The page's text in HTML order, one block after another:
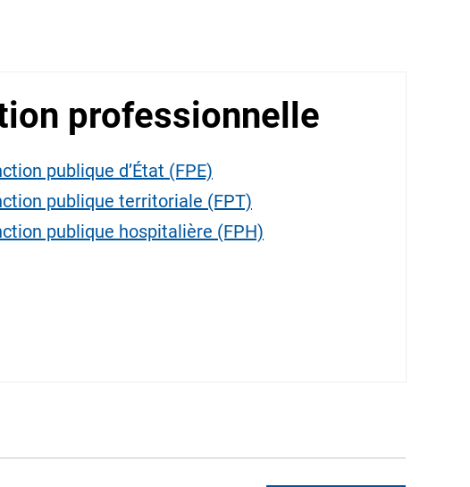
professionnelle
publique d’État (FPE)
publique territoriale (FPT)
publique hospitalière (FPH)